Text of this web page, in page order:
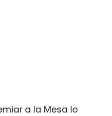
a la Mesa lo